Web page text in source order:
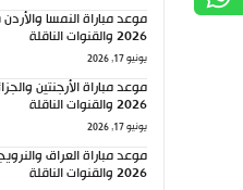
موعد مباراة النمسا
2026 والقنوات الناقلة
يونيو 17, 2026
موعد مباراة الأرجنتين
2026 والقنوات الناقلة
يونيو 17, 2026
موعد مباراة العراق
2026 والقنوات الناقلة